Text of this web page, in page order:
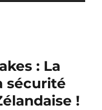
: La
sécurité
!